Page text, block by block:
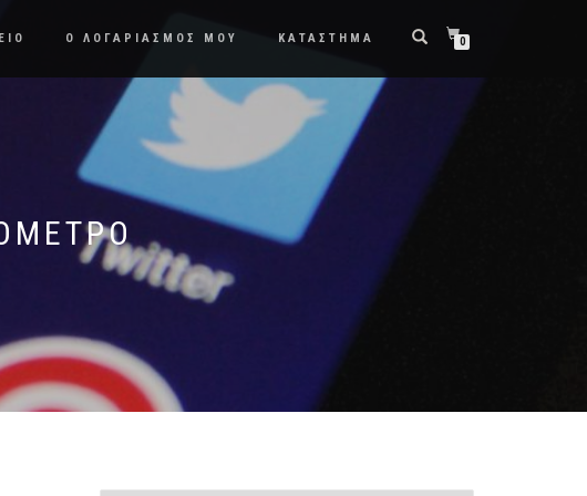
Ο ΛΟΓΑΡΙΑΣΜΟΣ ΜΟΥ ΚΑΤΑΣΤΗΜΑ 0